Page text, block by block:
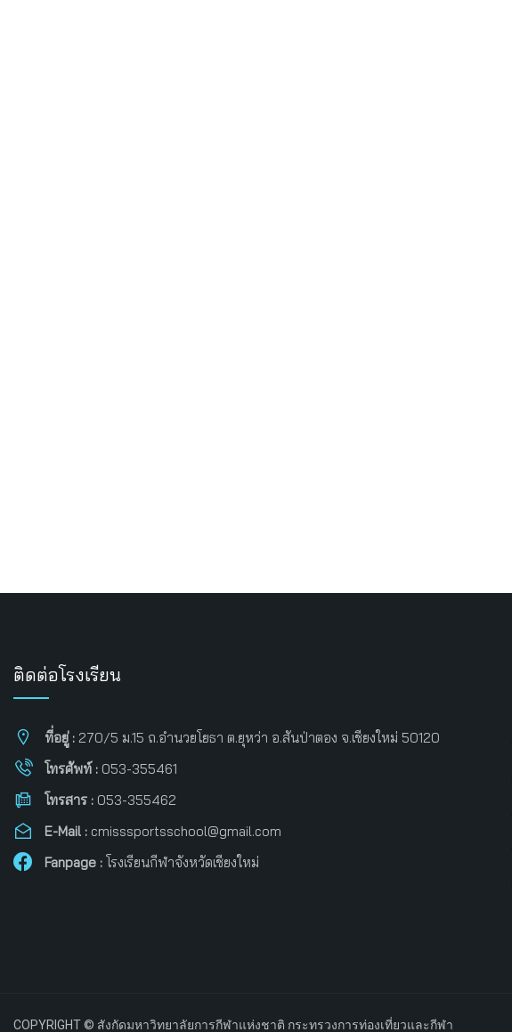
ติดต่อโรงเรียน
ที่อยู่ : 270/5 ม.15 ถ.อำนวยโยธา ต.ยุหว่า อ.สันป่าตอง จ.เชียงใหม่ 50120
โทรศัพท์ : 053-355461
โทรสาร : 053-355462
E-Mail : cmisssportsschool@gmail.com
Fanpage : โรงเรียนกีฬาจังหวัดเชียงใหม่
COPYRIGHT © สังกัดมหาวิทยาลัยการกีฬาแห่งชาติ กระทรวงการท่องเที่ยวและกีฬา